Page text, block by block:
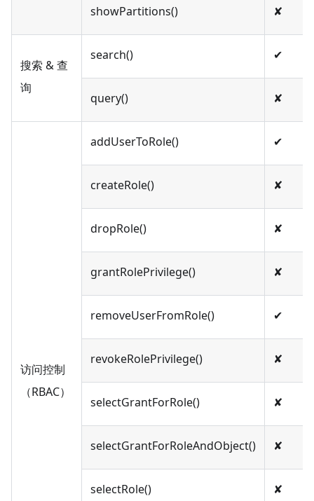
showPartitions() ✘
搜索 & 查
询
search() ✔︎
query() ✘
访问控制
（RBAC）
addUserToRole() ✔︎
createRole() ✘
dropRole() ✘
grantRolePrivilege() ✘
removeUserFromRole() ✔︎
revokeRolePrivilege() ✘
selectGrantForRole() ✘
selectGrantForRoleAndObject() ✘
selectRole() ✘